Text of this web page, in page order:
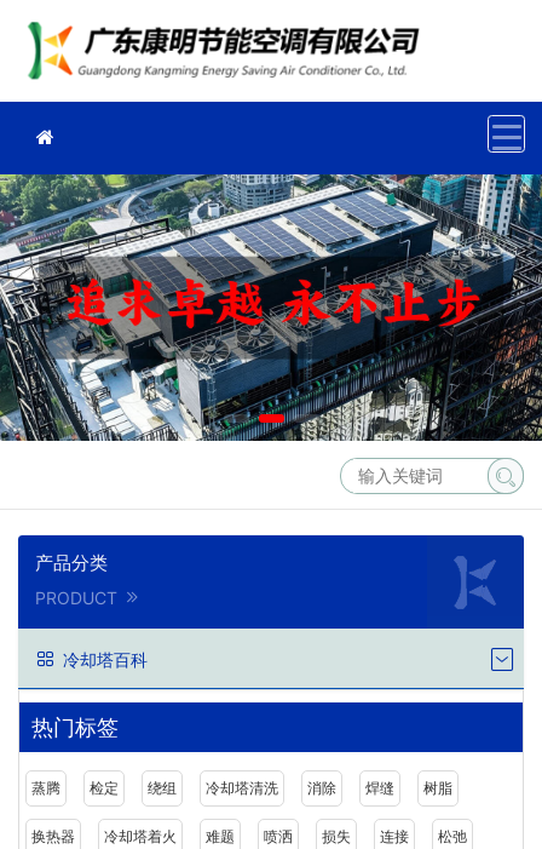
产品分类
PRODUCT
冷却塔百科
热门标签
蒸腾 检定 绕组 冷却塔清洗 消除 焊缝 树脂
换热器 冷却塔着火 难题 喷洒 损失 连接 松弛